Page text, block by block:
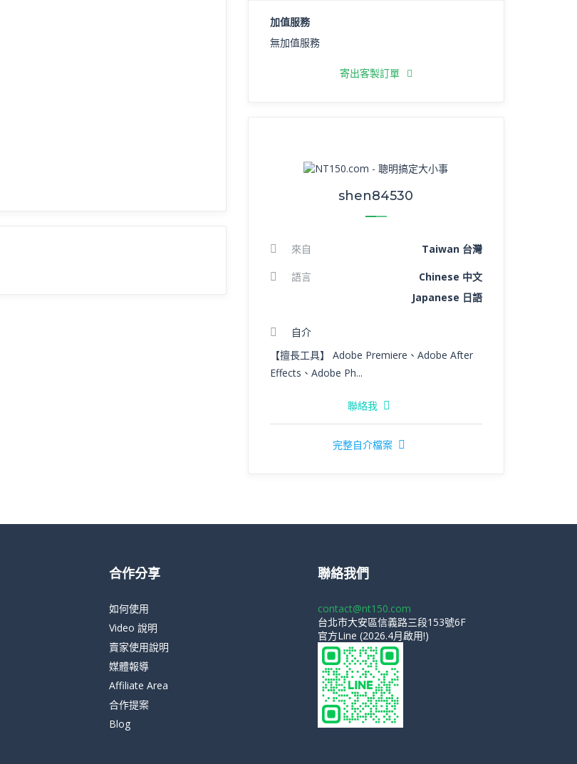
加值服務
無加值服務
寄出客製訂單
shen84530
來自 Taiwan 台灣
語言
Chinese 中文
Japanese 日語
自介
【擅長工具】 Adobe Premiere、Adobe After
Effects、Adobe Ph...
聯絡我
完整自介檔案
合作分享
如何使用
Video 說明
賣家使用說明
媒體報導
Affiliate Area
合作提案
Blog
聯絡我們
contact@nt150.com
台北市大安區信義路三段153號6F
官方Line (2026.4月啟用!)